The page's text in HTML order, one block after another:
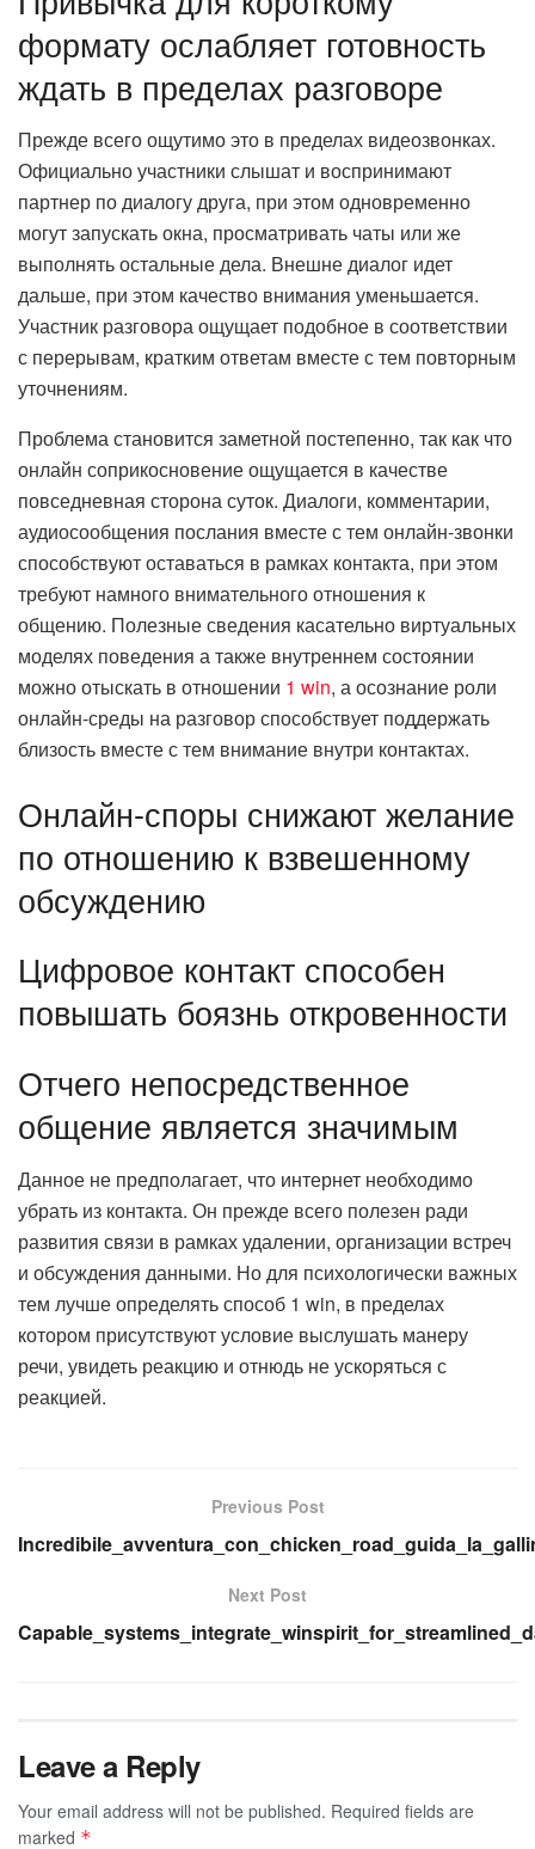
формату ослабляет готовность
ждать в пределах разговоре
Прежде всего ощутимо это в пределах видеозвонках.
Официально участники слышат и воспринимают
партнер по диалогу друга, при этом одновременно
могут запускать окна, просматривать чаты или же
выполнять остальные дела. Внешне диалог идет
дальше, при этом качество внимания уменьшается.
Участник разговора ощущает подобное в соответствии
с перерывам, кратким ответам вместе с тем повторным
уточнениям.
Проблема становится заметной постепенно, так как что
онлайн соприкосновение ощущается в качестве
повседневная сторона суток. Диалоги, комментарии,
аудиосообщения послания вместе с тем онлайн-звонки
способствуют оставаться в рамках контакта, при этом
требуют намного внимательного отношения к
общению. Полезные сведения касательно виртуальных
моделях поведения а также внутреннем состоянии
можно отыскать в отношении 1 win, а осознание роли
онлайн-среды на разговор способствует поддержать
близость вместе с тем внимание внутри контактах.
Онлайн-споры снижают желание
по отношению к взвешенному
обсуждению
Цифровое контакт способен
повышать боязнь откровенности
Отчего непосредственное
общение является значимым
Данное не предполагает, что интернет необходимо
убрать из контакта. Он прежде всего полезен ради
развития связи в рамках удалении, организации встреч
и обсуждения данными. Но для психологически важных
тем лучше определять способ 1 win, в пределах
котором присутствуют условие выслушать манеру
речи, увидеть реакцию и отнюдь не ускоряться с
реакцией.
Previous Post
Next Post
Leave a Reply
Your email address will not be published. Required fields are
marked *